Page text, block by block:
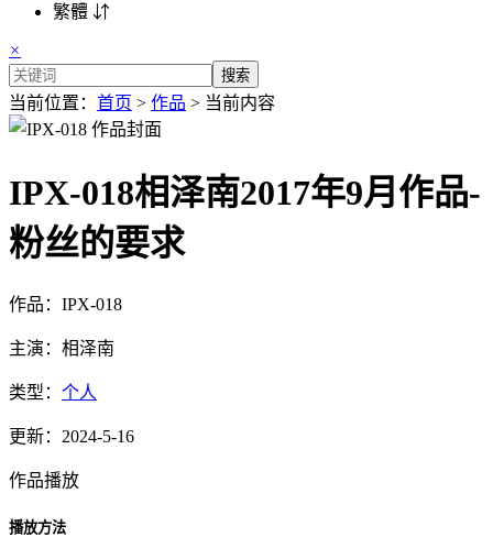
繁體 ⇵
×
搜索
当前位置： 首页 > 作品 > 当前内容
IPX-018相泽南2017年9月作品-
粉丝的要求
作品：IPX-018
主演：相泽南
类型： 个人
更新：2024-5-16
作品播放
播放方法